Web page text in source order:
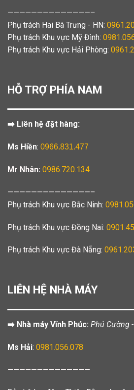
——————————————–
Phụ trách Hai Bà Trưng - HN:
Phụ trách Khu vực Mỹ Đình:
Phụ trách Khu vực Hải Phòng:
HỖ TRỢ PHÍA NAM
➡️ Liên hệ đặt hàng:
Ms Hiền: 0966.831.477
Mr Nhân: 0986.720.134
——————————————–
Phụ trách Khu vực Bắc Ninh:
Phụ trách Khu vực Đồng Nai:
Phụ trách Khu vực Đà Nẵng:
LIÊN HỆ NHÀ MÁY
➡️ Nhà máy Vĩnh Phúc: Phú Cường
Ms Hải: 0981.056.078
——————————————